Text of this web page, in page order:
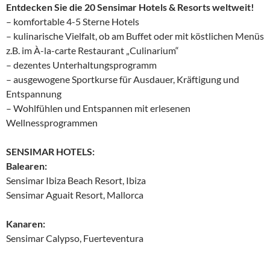
​Entdecken Sie die 20 Sensimar Hotels & Resorts weltweit!
– komfortable 4-5 Sterne Hotels
– kulinarische Vielfalt, ob am Buffet oder mit köstlichen Menüs
z.B. im À-la-carte Restaurant „Culinarium“
– dezentes Unterhaltungsprogramm
– ausgewogene Sportkurse für Ausdauer, Kräftigung und
Entspannung
– Wohlfühlen und Entspannen mit erlesenen
Wellnessprogrammen
SENSIMAR HOTELS:
Balearen:
Sensimar Ibiza Beach Resort, Ibiza
Sensimar Aguait Resort, Mallorca
Kanaren:
Sensimar Calypso, Fuerteventura